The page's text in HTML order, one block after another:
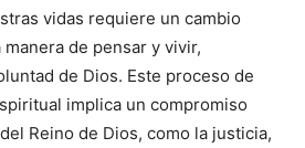
vidas requiere un cambio
de pensar y vivir,
de Dios. Este proceso de
implica un compromiso
Reino de Dios, como la justicia,